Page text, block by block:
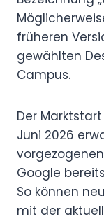
früheren
gewählten
Campus.
Der
Juni 2026
Google
So können
mit der